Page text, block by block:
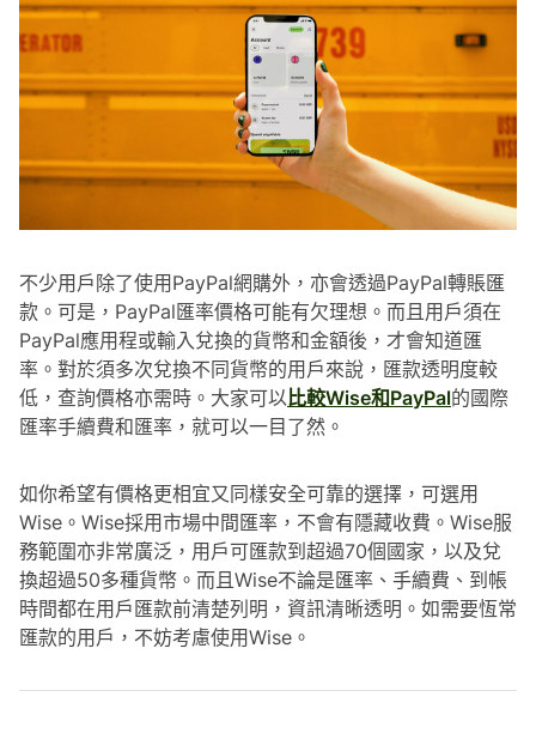
不少用戶除了使用PayPal網購外，亦會透過PayPal轉賬匯
款。可是，PayPal匯率價格可能有欠理想。而且用戶須在
PayPal應用程或輸入兌換的貨幣和金額後，才會知道匯
率。對於須多次兌換不同貨幣的用戶來說，匯款透明度較
低，查詢價格亦需時。大家可以比較Wise和PayPal的國際
匯率手續費和匯率，就可以一目了然。
如你希望有價格更相宜又同樣安全可靠的選擇，可選用
Wise。Wise採用市場中間匯率，不會有隱藏收費。Wise服
務範圍亦非常廣泛，用戶可匯款到超過70個國家，以及兌
換超過50多種貨幣。而且Wise不論是匯率、手續費、到帳
時間都在用戶匯款前清楚列明，資訊清晰透明。如需要恆常
匯款的用戶，不妨考慮使用Wise。